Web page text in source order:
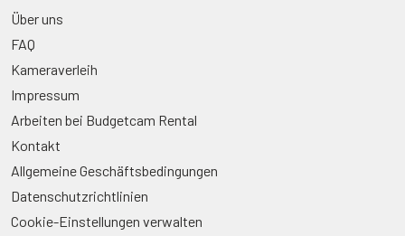
Über uns
FAQ
Kameraverleih
Impressum
Arbeiten bei Budgetcam Rental
Kontakt
Allgemeine Geschäftsbedingungen
Datenschutzrichtlinien
Cookie-Einstellungen verwalten